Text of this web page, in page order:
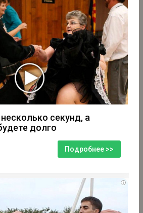
секунд, а
долго
Подробнее >>
i